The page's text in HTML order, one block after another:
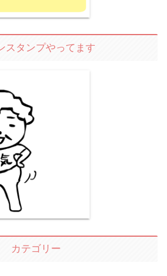
スタンプやってます
カテゴリー